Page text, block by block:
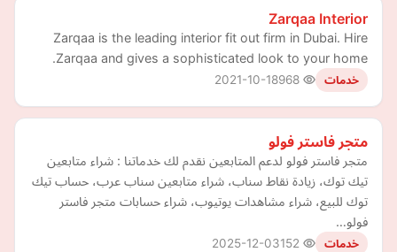
Zarqaa Interior
Zarqaa is the leading interior fit out firm in Dubai. Hire
Zarqaa and gives a sophisticated look to your home.
خدمات 2021-10-18
متجر فاستر فولو
متجر فاستر فولو لدعم المتابعين نقدم لك خدماتنا : شراء متابعين
تيك توك، زيادة نقاط سناب، شراء متابعين سناب عرب، حساب تيك
توك للبيع، شراء مشاهدات يوتيوب، شراء حسابات متجر فاستر
فولو…
خدمات 2025-12-03